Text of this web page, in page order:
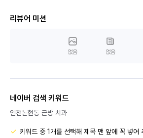
리뷰어 미션
없음 없음
네이버 검색 키워드
인천논현동 근방 치과
키워드 중 1개를 선택해 제목 맨 앞에 꼭 넣어